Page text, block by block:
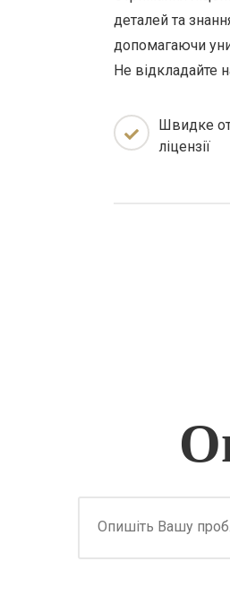
деталей та
допомагаючи
Не відкладайте
Швидке
ліцензії